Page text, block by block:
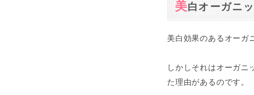
美白オーガニ
美白効果のあるオーガ
しかしそれはオーガニ
た理由があるのです。